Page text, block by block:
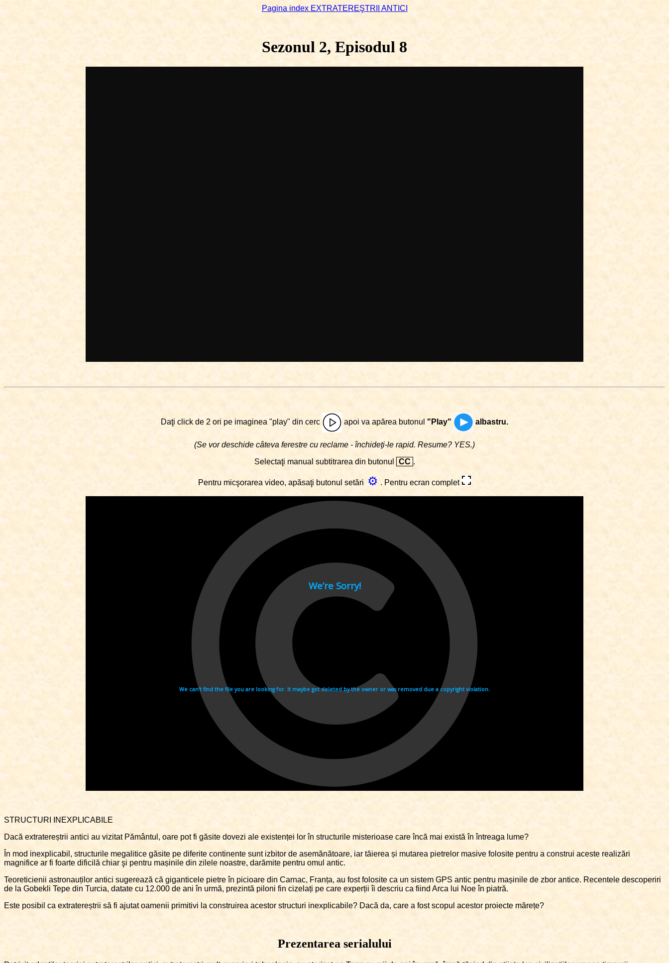
Pagina index EXTRATEREŞTRII ANTICI
Sezonul 2, Episodul 8
Daţi click de 2 ori pe imaginea "play" din cerc apoi va apărea butonul "Play" albastru.
(Se vor deschide câteva ferestre cu reclame - închideţi-le rapid. Resume? YES.)
Selectaţi manual subtitrarea din butonul
CC .
Pentru micşorarea video, apăsaţi butonul setări ⚙ . Pentru ecran complet
STRUCTURI INEXPLICABILE
Dacă extratereștrii antici au vizitat Pământul, oare pot fi găsite dovezi ale existenței lor în structurile misterioase care încă mai există în întreaga lume?
În mod inexplicabil, structurile megalitice găsite pe diferite continente sunt izbitor de asemănătoare, iar tăierea și mutarea pietrelor masive folosite pentru a construi aceste realizări
magnifice ar fi foarte dificilă chiar şi pentru mașinile din zilele noastre, darămite pentru omul antic.
Teoreticienii astronauților antici sugerează că giganticele pietre în picioare din Carnac, Franța, au fost folosite ca un sistem GPS antic pentru mașinile de zbor antice. Recentele descoperiri
de la Gobekli Tepe din Turcia, datate cu 12.000 de ani în urmă, prezintă piloni fin cizelați pe care experții îi descriu ca fiind Arca lui Noe în piatră.
Este posibil ca extratereștrii să fi ajutat oamenii primitivi la construirea acestor structuri inexplicabile? Dacă da, care a fost scopul acestor proiecte mărețe?
Prezentarea serialului